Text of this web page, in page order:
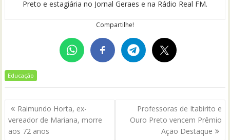
Preto e estagiária no Jornal Geraes e na Rádio Real FM.
Compartilhe!
Educação
Navegação
de
Post
Raimundo Horta, ex-
vereador de Mariana, morre
aos 72 anos
Professoras de Itabirito e
Ouro Preto vencem Prêmio
Ação Destaque